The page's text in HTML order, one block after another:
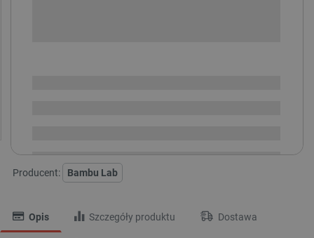
Producent: Bambu Lab
Opis Szczegóły produktu Dostawa